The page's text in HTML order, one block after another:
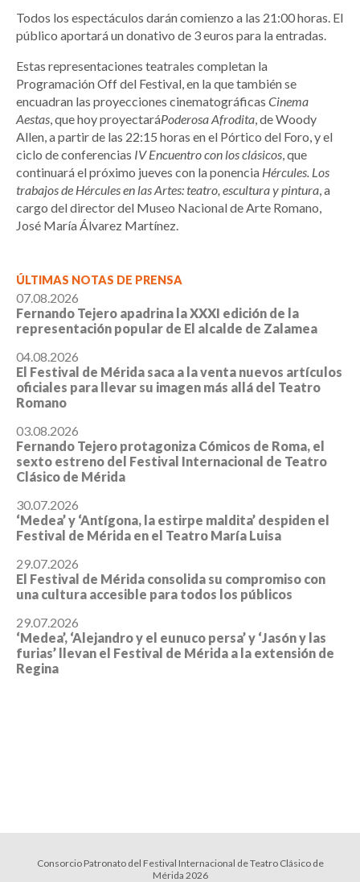
Todos los espectáculos darán comienzo a las 21:00 horas. El
público aportará un donativo de 3 euros para la entradas.
Estas representaciones teatrales completan la
Programación Off del Festival, en la que también se
encuadran las proyecciones cinematográficas Cinema
Aestas, que hoy proyectaráPoderosa Afrodita, de Woody
Allen, a partir de las 22:15 horas en el Pórtico del Foro, y el
ciclo de conferencias IV Encuentro con los clásicos, que
continuará el próximo jueves con la ponencia Hércules. Los
trabajos de Hércules en las Artes: teatro, escultura y pintura, a
cargo del director del Museo Nacional de Arte Romano,
José María Álvarez Martínez.
ÚLTIMAS NOTAS DE PRENSA
07.08.2026
Fernando Tejero apadrina la XXXI edición de la
representación popular de El alcalde de Zalamea
04.08.2026
El Festival de Mérida saca a la venta nuevos artículos
oficiales para llevar su imagen más allá del Teatro
Romano
03.08.2026
Fernando Tejero protagoniza Cómicos de Roma, el
sexto estreno del Festival Internacional de Teatro
Clásico de Mérida
30.07.2026
‘Medea’ y ‘Antígona, la estirpe maldita’ despiden el
Festival de Mérida en el Teatro María Luisa
29.07.2026
El Festival de Mérida consolida su compromiso con
una cultura accesible para todos los públicos
29.07.2026
‘Medea’, ‘Alejandro y el eunuco persa’ y ‘Jasón y las
furias’ llevan el Festival de Mérida a la extensión de
Regina
Consorcio Patronato del Festival Internacional de Teatro Clásico de
Mérida 2026